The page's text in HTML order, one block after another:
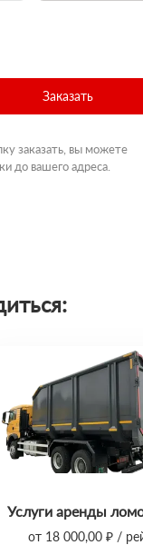
Заказать
заказать, вы можете
до вашего адреса.
Услуги аренды
от 18 000,00 ₽ /